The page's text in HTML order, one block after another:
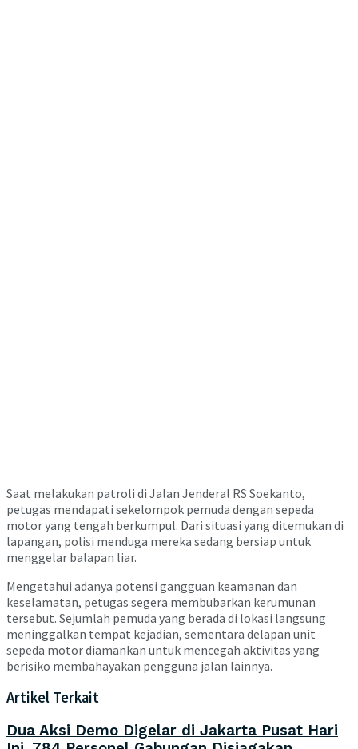
Saat melakukan patroli di Jalan Jenderal RS Soekanto,
petugas mendapati sekelompok pemuda dengan sepeda
motor yang tengah berkumpul. Dari situasi yang ditemukan di
lapangan, polisi menduga mereka sedang bersiap untuk
menggelar balapan liar.
Mengetahui adanya potensi gangguan keamanan dan
keselamatan, petugas segera membubarkan kerumunan
tersebut. Sejumlah pemuda yang berada di lokasi langsung
meninggalkan tempat kejadian, sementara delapan unit
sepeda motor diamankan untuk mencegah aktivitas yang
berisiko membahayakan pengguna jalan lainnya.
Artikel Terkait
Dua Aksi Demo Digelar di Jakarta Pusat Hari